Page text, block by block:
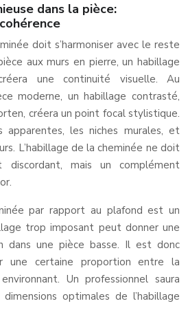
dans la pièce:
doit s’harmoniser avec le reste
aux murs en pierre, un habillage
une continuité visuelle. Au
moderne, un habillage contrasté,
créera un point focal stylistique.
apparentes, les niches murales, et
L’habillage de la cheminée ne doit
mais un complément
par rapport au plafond est un
trop imposant peut donner une
dans une pièce basse. Il est donc
une certaine proportion entre la
Un professionnel saura
optimales de l’habillage